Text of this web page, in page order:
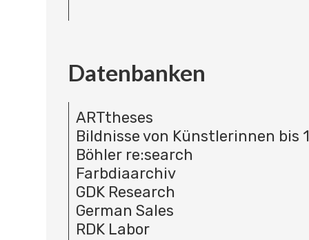
Datenbanken
ARTtheses
Bildnisse von Künstlerinnen bis
Böhler re:search
Farbdiaarchiv
GDK Research
German Sales
RDK Labor